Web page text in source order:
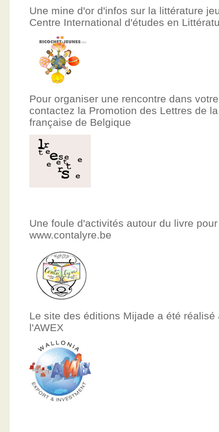
Une mine d'or d'infos sur la littérature
Centre International d'études en
Pour organiser une rencontre dans
contactez la Promotion des Lettres de
française de Belgique
Une foule d'activités autour du livre
www.contalyre.be
Le site des éditions Mijade a été réalisé
l'AWEX